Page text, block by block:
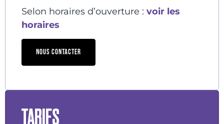
Selon horaires d’ouverture : voir les
horaires
NOUS CONTACTER
TARIFS